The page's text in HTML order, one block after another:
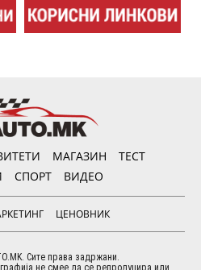
МАГАЗИН
ТЕСТ
СПОРТ ВИДЕО
ЦЕНОВНИК
Сите права задржани.
не смее да се репродуцира или